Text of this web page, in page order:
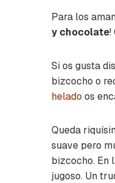
Para los
y chocolate!
Si os gusta
bizcocho o
helado os
Queda
suave pero
bizcocho. En
jugoso. Un